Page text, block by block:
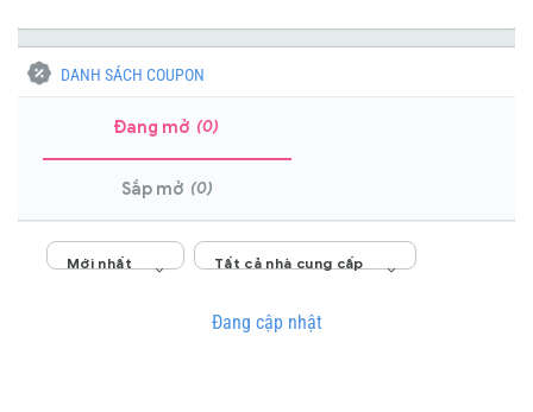
DANH SÁCH COUPON
Đang mở (0)
Sắp mở (0)
Mới nhất Tất cả nhà cung cấp
Đang cập nhật